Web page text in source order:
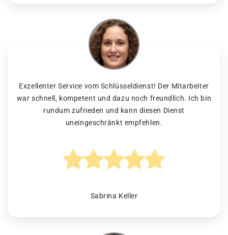
Exzellenter Service vom Schlüsseldienst! Der Mitarbeiter
war schnell, kompetent und dazu noch freundlich. Ich bin
rundum zufrieden und kann diesen Dienst
uneingeschränkt empfehlen.
Sabrina Keller